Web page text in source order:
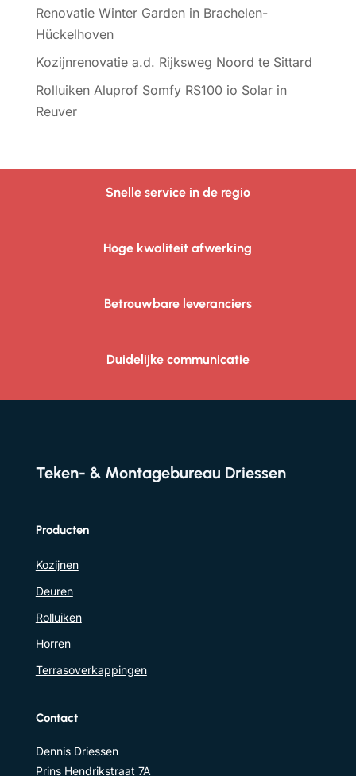
Renovatie Winter Garden in Brachelen-
Hückelhoven
Kozijnrenovatie a.d. Rijksweg Noord te Sittard
Rolluiken Aluprof Somfy RS100 io Solar in
Reuver
Snelle service in de regio
Hoge kwaliteit afwerking
Betrouwbare leveranciers
Duidelijke communicatie
Teken- & Montagebureau Driessen
Producten
Kozijnen
Deuren
Rolluiken
Horren
Terrasoverkappingen
Contact
Dennis Driessen
Prins Hendrikstraat 7A